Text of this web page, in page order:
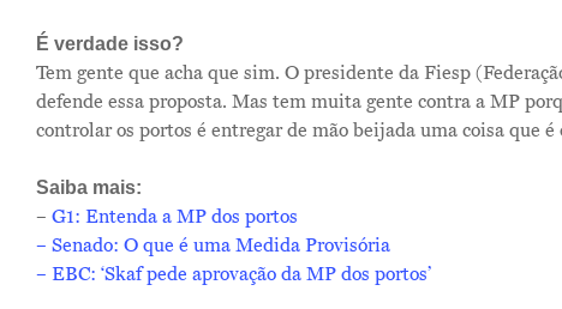
É verdade isso?
Tem gente que acha que sim. O presidente da Fiesp
defende essa proposta. Mas tem muita gente contra a MP
controlar os portos é entregar de mão beijada uma coisa que é
Saiba mais:
– G1: Entenda a MP dos portos
– Senado: O que é uma Medida Provisória
– EBC: ‘Skaf pede aprovação da MP dos portos’